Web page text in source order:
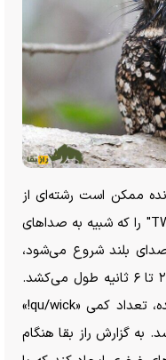
ممکن است رشته‌ای از
نت‌های سریع و ثابت "TWIk-TWIk-TWIk" را که شبیه به صدا‌های
بلند شروع می‌شود،
اما به آرامی به پایان می‌رسد و حدود ۲ تا ۶ ثانیه طول می‌کشد.
در یک صدای تریل (سه‌گانه) ضبط شده، تعداد کمی «qu/wick!»
گزارش راز بقا هنگام